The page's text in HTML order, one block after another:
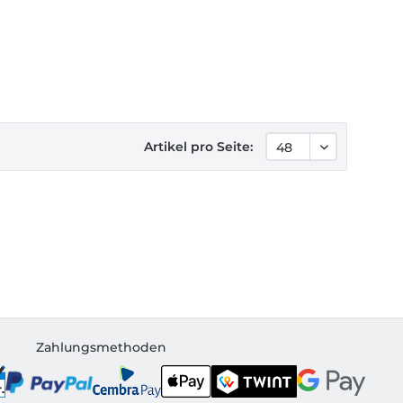
Artikel pro Seite:
Zahlungsmethoden